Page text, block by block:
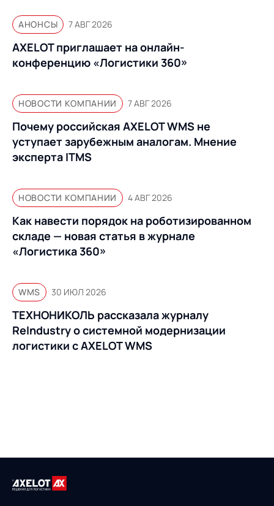
АНОНСЫ 7 АВГ 2026
AXELOT приглашает на онлайн-
конференцию «Логистики 360»
НОВОСТИ КОМПАНИИ 7 АВГ 2026
Почему российская AXELOT WMS не
уступает зарубежным аналогам. Мнение
эксперта ITMS
НОВОСТИ КОМПАНИИ 4 АВГ 2026
Как навести порядок на роботизированном
складе — новая статья в журнале
«Логистика 360»
WMS 30 ИЮЛ 2026
ТЕХНОНИКОЛЬ рассказала журналу
ReIndustry о системной модернизации
логистики с AXELOT WMS